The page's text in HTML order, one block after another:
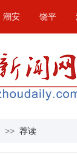
潮安 饶平
>> 荐读